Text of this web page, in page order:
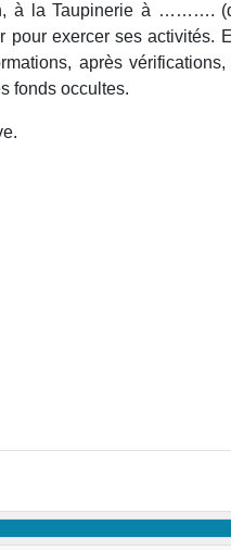
à la Taupinerie à ……….
exercer ses activités.
après
fonds occultes.